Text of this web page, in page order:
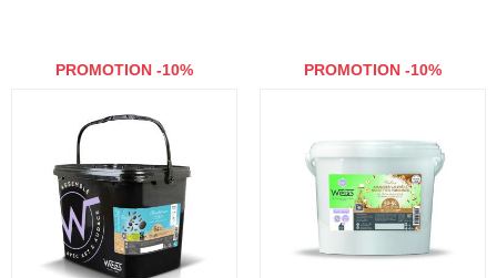
PROMOTION -10% PROMOTION -10%